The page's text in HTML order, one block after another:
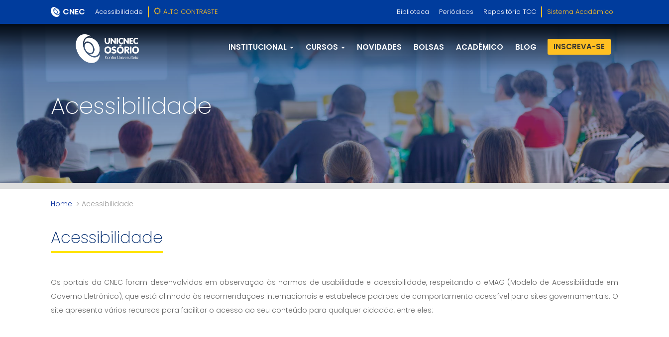
CNEC Acessibilidade ALTO CONTRASTE Biblioteca Periódicos Repositório TCC Sistema Acadêmico
INSTITUCIONAL CURSOS NOVIDADES BOLSAS ACADÊMICO BLOG INSCREVA-SE
Acessibilidade
Home Acessibilidade
Acessibilidade
Os portais da CNEC foram desenvolvidos em observação às normas de usabilidade e acessibilidade, respeitando o eMAG (Modelo de Acessibilidade em
Governo Eletrônico), que está alinhado às recomendações internacionais e estabelece padrões de comportamento acessível para sites governamentais. O
site apresenta vários recursos para facilitar o acesso ao seu conteúdo para qualquer cidadão, entre eles: